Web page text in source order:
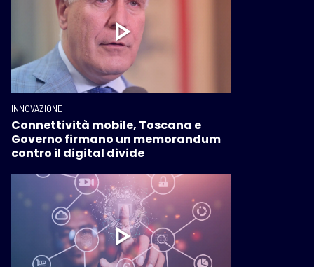
INNOVAZIONE
Connettività mobile, Toscana e
Governo firmano un memorandum
contro il digital divide